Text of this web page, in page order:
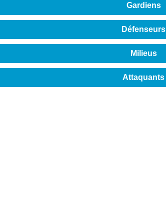
Gardiens
Défenseurs
Milieus
Attaquants